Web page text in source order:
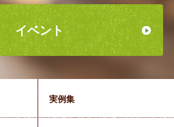
イベント
実例集